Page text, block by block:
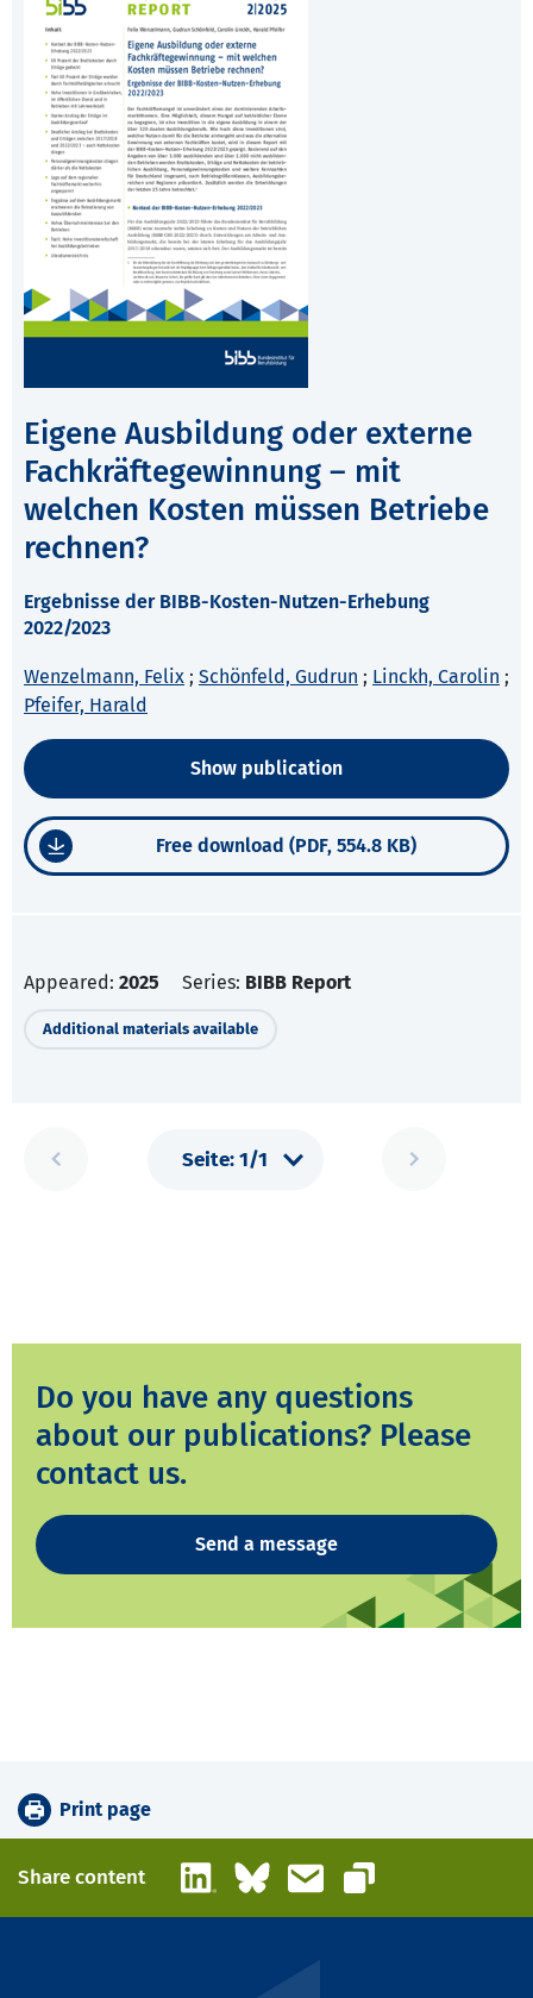
Eigene Ausbildung oder externe
Fachkräftegewinnung – mit
welchen Kosten müssen Betriebe
rechnen?
Ergebnisse der BIBB-Kosten-Nutzen-Erhebung
2022/2023
Wenzelmann, Felix ; Schönfeld, Gudrun ; Linckh, Carolin ;
Pfeifer, Harald
Show publication
Free download (PDF, 554.8 KB)
Appeared: 2025 Series: BIBB Report
Additional materials available
Do you have any questions
about our publications? Please
contact us.
Send a message
Print page
Share content LinkedInBlueskyEmail
Copy link